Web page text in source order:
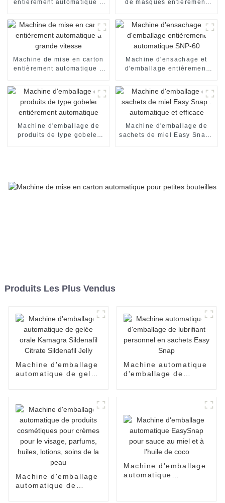
entièrement automatique à
de masques entièrement
Machine de mise en carton
entièrement automatique à
Machine d'ensachage et
d'emballage entièrement
Machine d'emballage de
produits de type gobelet
Machine d'emballage de
sachets de miel Easy Snap :
Produits Les Plus Vendus
Machine d'emballage
automatique de gelée
Machine automatique
d'emballage de
Machine d'emballage
automatique de
Machine d'emballage
automatique